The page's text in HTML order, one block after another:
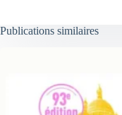
Publications similaires